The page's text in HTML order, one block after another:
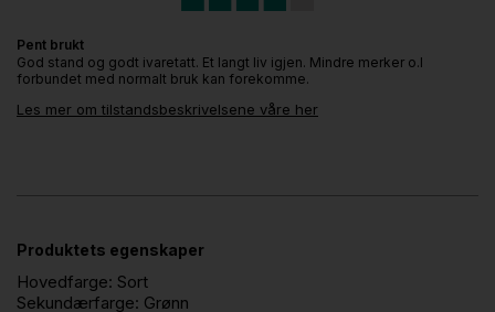
Pent brukt
God stand og godt ivaretatt. Et langt liv igjen. Mindre merker o.l
forbundet med normalt bruk kan forekomme.
Les mer om tilstandsbeskrivelsene våre her
Produktets egenskaper
Hovedfarge: Sort
Sekundærfarge: Grønn